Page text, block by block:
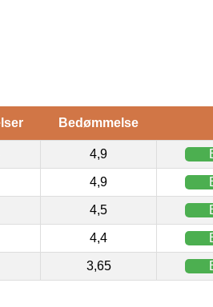
Bedømmelse
4,9
4,9
4,5
4,4
3,65